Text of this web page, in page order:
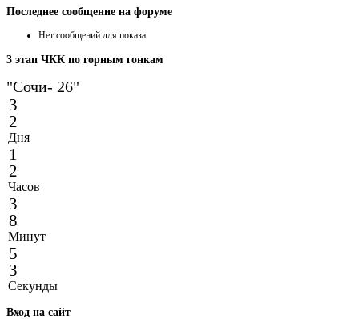
Последнее сообщение на форуме
Нет сообщений для показа
3 этап ЧКК по горным гонкам
"Сочи- 26"
3
2
Дня
1
2
Часов
3
8
Минут
5
3
Секунды
Вход на сайт